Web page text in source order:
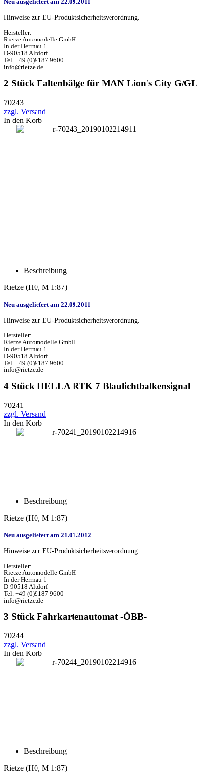
Neu ausgeliefert am 22.09.2011
Hinweise zur EU-Produktsicherheitsverordnung.
Hersteller:
Rietze Automodelle GmbH
In der Herrnau 1
D-90518 Altdorf
Tel. +49 (0)9187 9600
info@rietze.de
2 Stück Faltenbälge für MAN Lion's City G/GL
70243
zzgl. Versand
In den Korb
Beschreibung
Rietze (H0, M 1:87)
Neu ausgeliefert am 22.09.2011
Hinweise zur EU-Produktsicherheitsverordnung.
Hersteller:
Rietze Automodelle GmbH
In der Herrnau 1
D-90518 Altdorf
Tel. +49 (0)9187 9600
info@rietze.de
4 Stück HELLA RTK 7 Blaulichtbalkensignal
70241
zzgl. Versand
In den Korb
Beschreibung
Rietze (H0, M 1:87)
Neu ausgeliefert am 21.01.2012
Hinweise zur EU-Produktsicherheitsverordnung.
Hersteller:
Rietze Automodelle GmbH
In der Herrnau 1
D-90518 Altdorf
Tel. +49 (0)9187 9600
info@rietze.de
3 Stück Fahrkartenautomat -ÖBB-
70244
zzgl. Versand
In den Korb
Beschreibung
Rietze (H0, M 1:87)